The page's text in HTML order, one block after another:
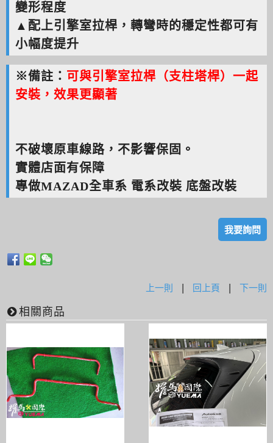
變形程度
▲配上引擎室拉桿，轉彎時的穩定性都可有
小幅度提升
※備註： 可與引擎室拉桿（支柱塔桿）一起
安裝，效果更顯著
不破壞原車線路，不影響保固。
實體店面有保障
專做MAZAD全車系 電系改裝 底盤改裝
我要詢問
上一則 | 回上頁 | 下一則
相關商品